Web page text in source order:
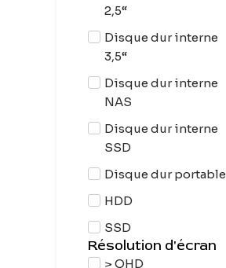
2,5“
Disque dur interne
3,5“
Disque dur interne
NAS
Disque dur interne
SSD
Disque dur portable
HDD
SSD
Résolution d'écran
> QHD